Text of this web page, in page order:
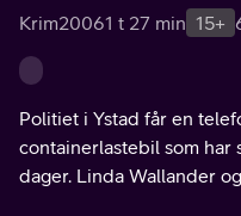
Krim20061 t 27 min 15+
Politiet i Ystad får en
containerlastebil som har
dager. Linda Wallander